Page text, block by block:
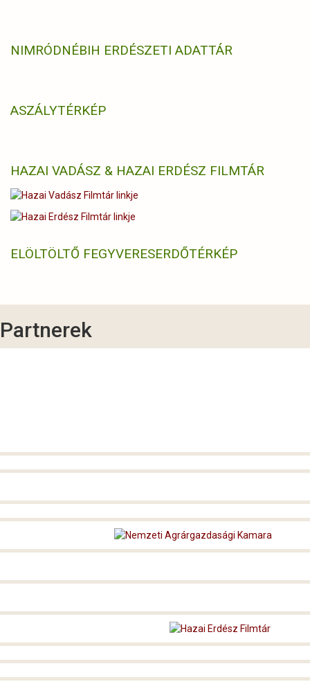
NIMRÓDNÉBIH ERDÉSZETI ADATTÁR
ASZÁLYTÉRKÉP
HAZAI VADÁSZ & HAZAI ERDÉSZ FILMTÁR
ELÖLTÖLTŐ FEGYVERESERDŐTÉRKÉP
Partnerek